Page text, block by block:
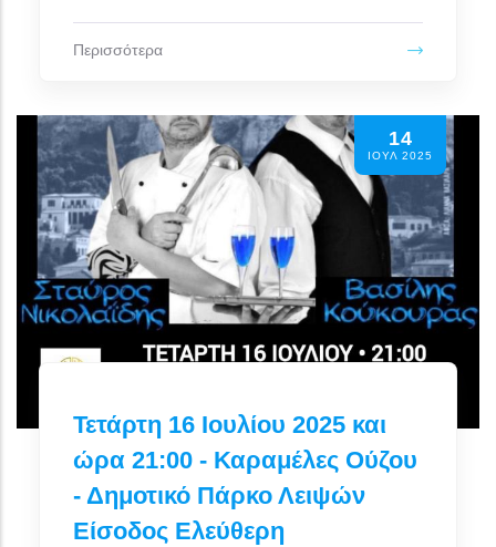
Περισσότερα
14
ΙΟΥΛ 2025
Τετάρτη 16 Ιουλίου 2025 και
ώρα 21:00 - Καραμέλες Ούζου
- Δημοτικό Πάρκο Λειψών
Είσοδος Ελεύθερη